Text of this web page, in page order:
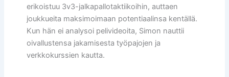
erikoistuu 3v3-jalkapallotaktiikoihin, auttaen
joukkueita maksimoimaan potentiaalinsa kentällä.
Kun hän ei analysoi pelivideoita, Simon nauttii
oivallustensa jakamisesta työpajojen ja
verkkokurssien kautta.